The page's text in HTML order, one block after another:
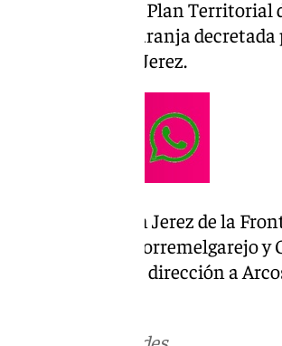
ha activado el Plan
a la alerta naranja
la campiña de Jerez.
de agua caía en Jerez de la
CA-4102 entre Torremelgarejo
la A-382 en dirección a